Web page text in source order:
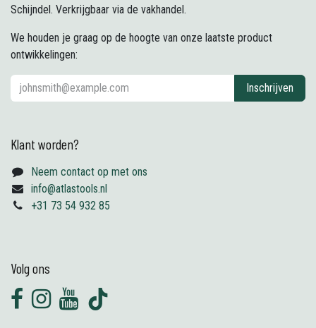
Schijndel. Verkrijgbaar via de vakhandel.
We houden je graag op de hoogte van onze laatste product
ontwikkelingen:
Inschrijven
Klant worden?
Neem contact op met ons
info@atlastools.nl
+31 73 54 932 85
Volg ons